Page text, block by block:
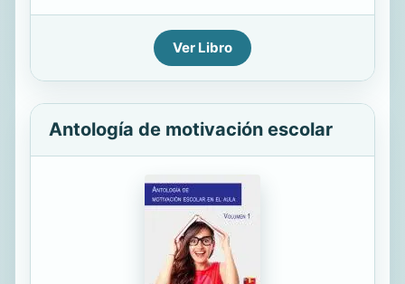
Ver Libro
Antología de motivación escolar